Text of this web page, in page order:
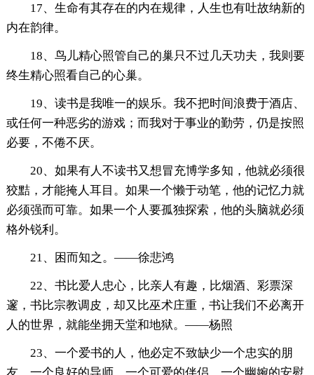
17、生命有其存在的内在规律，人生也有吐故纳新的
内在韵律。
18、鸟儿精心照管自己的巢只不过几天功夫，我则要
终生精心照看自己的心巢。
19、读书是我唯一的娱乐。我不把时间浪费于酒店、
或任何一种恶劣的游戏；而我对于事业的勤劳，仍是按照
必要，不倦不厌。
20、如果有人不读书又想冒充博学多知，他就必须很
狡黠，才能掩人耳目。如果一个懒于动笔，他的记忆力就
必须强而可靠。如果一个人要孤独探索，他的头脑就必须
格外锐利。
21、困而知之。——徐悲鸿
22、书比爱人忠心，比亲人有趣，比烟酒、彩票深
邃，书比宗教调皮，却又比巫术庄重，书让我们不必离开
人的世界，就能坐拥天堂和地狱。——杨照
23、一个爱书的人，他必定不致缺少一个忠实的朋